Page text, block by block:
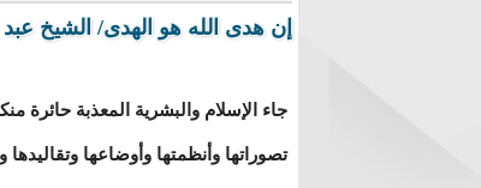
إن هدى الله هو الهدى/ الشيخ عبد
جاء الإسلام والبشرية المعذبة حائرة
تصوراتها وأنظمتها وأوضاعها وتقاليدها